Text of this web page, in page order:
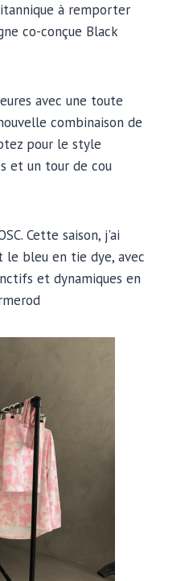
à remporter
co-conçue Black
avec une toute
combinaison de
pour le style
et un tour de cou
Cette saison, j'ai
le bleu en tie dye, avec
et dynamiques en